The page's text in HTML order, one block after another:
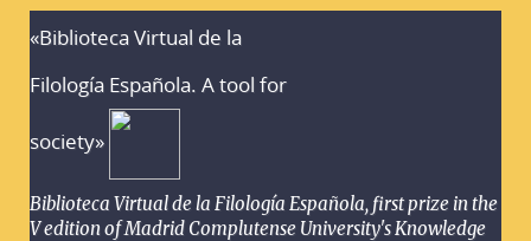
«Biblioteca Virtual de la
Filología Española. A tool for
society»
Biblioteca Virtual de la Filología Española, first prize in the
V edition of Madrid Complutense University's Knowledge